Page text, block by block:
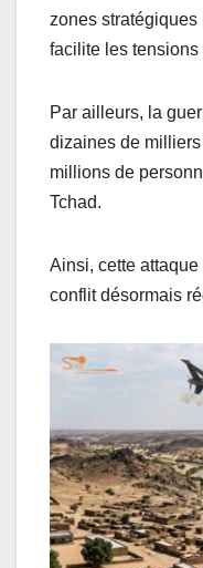
zones stratégiques
facilite les tensions
Par ailleurs, la
dizaines de
millions de
Tchad.
Ainsi, cette attaque
conflit désormais